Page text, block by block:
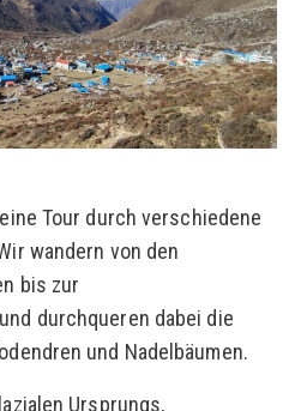
Tour durch verschiedene
wandern von den
bis zur
durchqueren dabei die
und Nadelbäumen.
Ursprungs,